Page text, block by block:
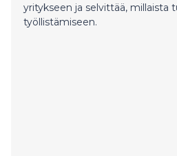
yritykseen ja selvittää, millaista
työllistämiseen.